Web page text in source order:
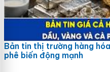
Bản tin thị trường hàng
phê biến động mạnh